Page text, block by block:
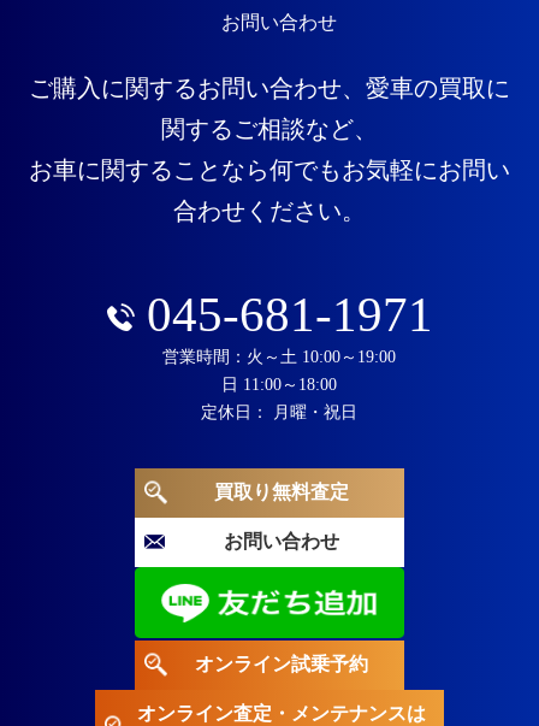
お問い合わせ
ご購入に関するお問い合わせ、愛車の買取に
関するご相談など、
お車に関することなら何でもお気軽にお問い
合わせください。
045-681-1971
営業時間：火～土 10:00～19:00
日 11:00～18:00
定休日： 月曜・祝日
買取り無料査定
お問い合わせ
オンライン試乗予約
オンライン査定・メンテナンスは